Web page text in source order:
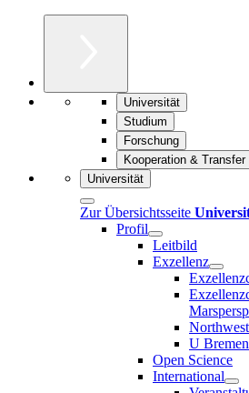
Universität
Studium
Forschung
Kooperation & Transfer
Universität
Zur Übersichtsseite
Profil
Leitbild
Exzellenz
U
Open Science
International